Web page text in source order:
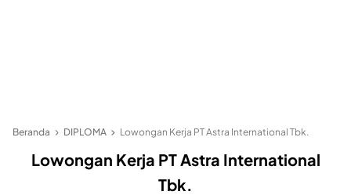
Beranda DIPLOMA Lowongan Kerja PT Astra International Tbk.
Lowongan Kerja PT Astra International
Tbk.